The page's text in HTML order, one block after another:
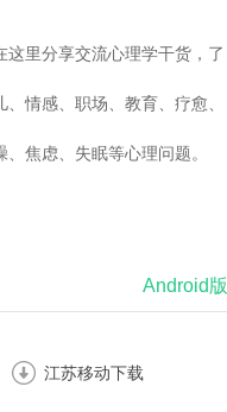
里分享交流心理学干货，了
情感、职场、教育、疗愈、
焦虑、失眠等心理问题。
Android版
江苏移动下载